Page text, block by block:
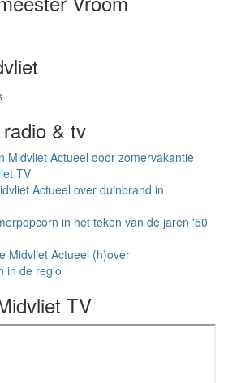
& tv
Midvliet Actueel door zomervakantie
TV
Actueel over duinbrand in
in het teken van de jaren '50
Midvliet Actueel (h)over
in de regio
TV